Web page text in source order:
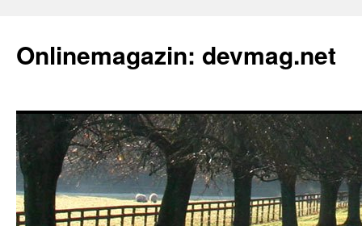
Onlinemagazin: devmag.net